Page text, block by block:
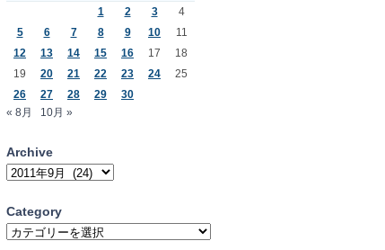
1
2 3
4
5
6 7 8 9 10
11
12
13 14 15 16 17
18
19
20 21 22 23 24
25
26
27 28 29
30
« 8月
10月 »
Archive
Archive
Category
Category